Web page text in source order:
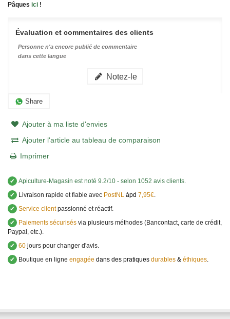
Pâques ici !
Évaluation et commentaires des clients
Personne n'a encore publié de commentaire
dans cette langue
Notez-le
Share
Ajouter à ma liste d'envies
Ajouter l'article au tableau de comparaison
Imprimer
✔ Apiculture-Magasin est noté 9.2/10 - selon 1052 avis clients.
✔
Livraison rapide et fiable avec PostNL àpd 7,95€.
✔ Service clientpassionné et réactif.
✔
Paiements sécurisés via plusieurs méthodes (Bancontact, carte de crédit,
Paypal, etc.).
✔ 60 jours pour changer d'avis.
✔
Boutique en ligne engagée dans des pratiques durables & éthiques.